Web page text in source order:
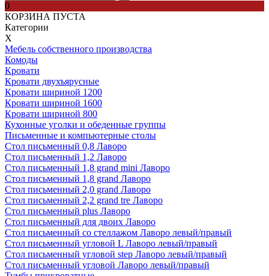
0
КОРЗИНА ПУСТА
Категории
Х
Мебель собственного производства
Комоды
Кровати
Кровати двухъярусные
Кровати шириной 1200
Кровати шириной 1600
Кровати шириной 800
Кухонные уголки и обеденные группы
Письменные и компьютерные столы
Стол письменный 0,8 Лаворо
Стол письменный 1,2 Лаворо
Стол письменный 1,8 grand mini Лаворо
Стол письменный 1,8 grand Лаворо
Стол письменный 2,0 grand Лаворо
Стол письменный 2,2 grand tre Лаворо
Стол письменный plus Лаворо
Стол письменный для двоих Лаворо
Стол письменный со стеллажом Лаворо левый/правый
Стол письменный угловой L Лаворо левый/правый
Стол письменный угловой step Лаворо левый/правый
Стол письменный угловой Лаворо левый/правый